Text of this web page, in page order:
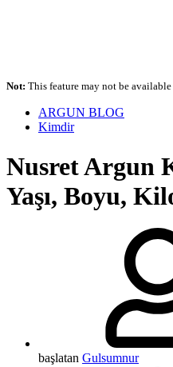
Not: This feature may not be available
ARGUN BLOG
Kimdir
Nusret Argun
Yaşı, Boyu,
başlatan Gulsumnur